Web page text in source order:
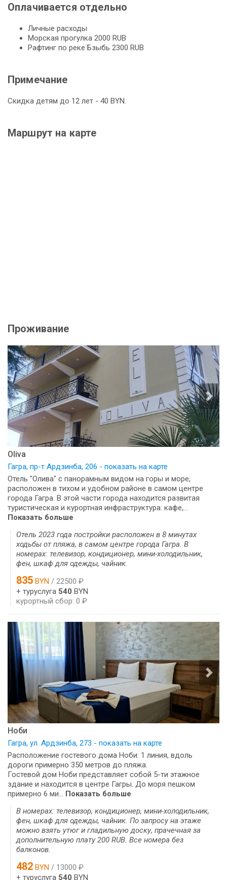
Оплачивается отдельно
Личные расходы
Морская прогулка 2000 RUB
Рафтинг по реке Бзыбь 2300 RUB
Примечание
Скидка детям до 12 лет - 40 BYN.
Маршрут на карте
Проживание
Oliva
Гагра, пр-т Ардзинба, 206 - показать на карте
Отель "Олива" с панорамным видом на горы и море,
расположен в тихом и удобном районе в самом центре
города Гагра. В этой части города находится развитая
туристическая и курортная инфраструктура: кафе,...
Показать больше
Отель 2023 года постройки расположен в 8 минутах
ходьбы от пляжа, в самом центре города Гагра. В
номерах: телевизор, кондиционер, мини-холодильник,
фен, шкаф для одежды, чайник.
835 BYN / 22500 ₽
+ туруслуга 540 BYN
курортный сбор: 0 ₽
Ноби
Гагра, ул. Ардзинба, 273 - показать на карте
Расположение гостевого дома Ноби: 1 линия, вдоль
дороги примерно 350 метров до пляжа.
Гостевой дом Ноби представляет собой 5-ти этажное
здание и находится в центре Гагры. До моря пешком
примерно 6 ми... Показать больше
В номерах: телевизор, кондиционер, мини-холодильник,
фен, шкаф для одежды, чайник. По запросу на этаже
можно взять утюг и гладильную доску, прачечная за
дополнительную плату 200 RUB. Все номера без
балконов.
482 BYN / 13000 ₽
+ туруслуга 540 BYN